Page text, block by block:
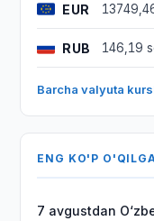
EUR
RUB 146,19
Barcha valyuta
ENG KO'P
7 avgustdan